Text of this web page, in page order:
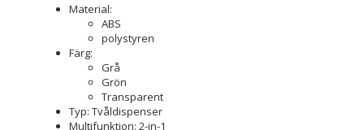
Material:
ABS
polystyren
Färg:
Grå
Grön
Transparent
Typ: Tvåldispenser
Multifunktion: 2-in-1